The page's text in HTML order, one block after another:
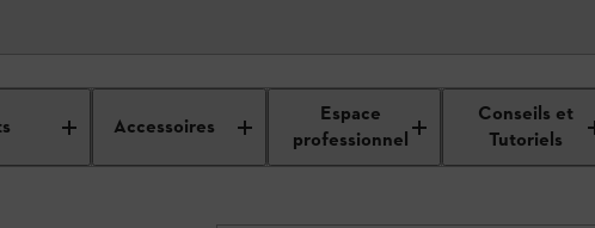
Accessoires
Espace
professionnel
Conseils et
Tutoriels